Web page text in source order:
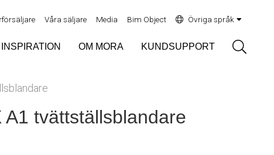
Våra säljare Media Bim Object Övriga språk
INSPIRATION OM MORA KUNDSUPPORT
A1 tvättställsblandare